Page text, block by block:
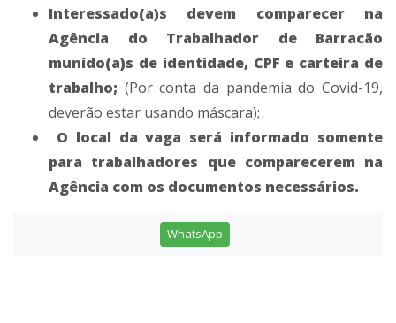
Interessado(a)s devem comparecer na
Agência do Trabalhador de Barracão
munido(a)s de identidade, CPF e carteira de
trabalho; (Por conta da pandemia do Covid-19,
deverão estar usando máscara);
O local da vaga será informado somente
para trabalhadores que comparecerem na
Agência com os documentos necessários.
WhatsApp